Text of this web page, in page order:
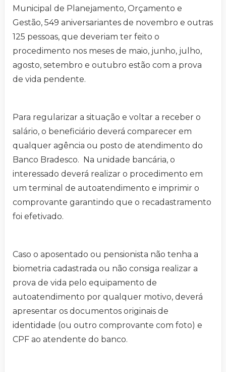
Municipal de Planejamento, Orçamento e
Gestão, 549 aniversariantes de novembro e outras
125 pessoas, que deveriam ter feito o
procedimento nos meses de maio, junho, julho,
agosto, setembro e outubro estão com a prova
de vida pendente.
Para regularizar a situação e voltar a receber o
salário, o beneficiário deverá comparecer em
qualquer agência ou posto de atendimento do
Banco Bradesco. Na unidade bancária, o
interessado deverá realizar o procedimento em
um terminal de autoatendimento e imprimir o
comprovante garantindo que o recadastramento
foi efetivado.
Caso o aposentado ou pensionista não tenha a
biometria cadastrada ou não consiga realizar a
prova de vida pelo equipamento de
autoatendimento por qualquer motivo, deverá
apresentar os documentos originais de
identidade (ou outro comprovante com foto) e
CPF ao atendente do banco.